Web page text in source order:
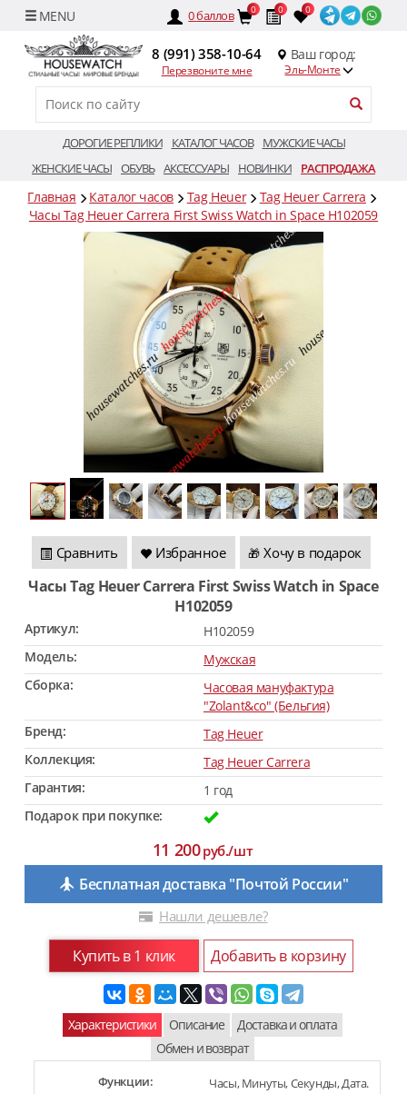
0баллов 0 0 0
8 (991) 358-10-64
Перезвоните мне
Ваш город:
Эль-Монте
ДОРОГИЕ РЕПЛИКИ КАТАЛОГ ЧАСОВ
МУЖСКИЕ ЧАСЫ
ЖЕНСКИЕ ЧАСЫ ОБУВЬ АКСЕССУАРЫ НОВИНКИ РАСПРОДАЖА
Главная Каталог часов Tag Heuer
Tag Heuer Carrera
Часы Tag Heuer Carrera First Swiss Watch in Space H102059
Сравнить Избранное 🎁 Хочу в подарок
Часы Tag Heuer Carrera First Swiss Watch in Space
H102059
Артикул:
H102059
Модель:
Мужская
Сборка:
Часовая мануфактура
"Zolant&co" (Бельгия)
Бренд:
Tag Heuer
Коллекция:
Tag Heuer Carrera
Гарантия:
1 год
Подарок при покупке:
11 200руб./шт
Бесплатная доставка "Почтой России"
Нашли дешевле?
Купить в 1 клик Добавить в корзину
Характеристики Описание
Доставка и оплата
Обмен и возврат
Функции:
Часы, Минуты, Секунды, Дата.